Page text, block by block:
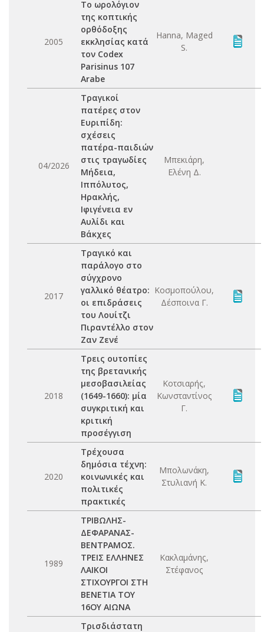
2005
Το ωρολόγιον
της κοπτικής
ορθόδοξης
εκκλησίας κατά
τον Codex
Parisinus 107
Arabe
Hanna, Maged
S.
04/2026
Τραγικοί
πατέρες στον
Ευριπίδη:
σχέσεις
πατέρα-παιδιών
στις τραγωδίες
Μήδεια,
Ιππόλυτος,
Ηρακλής,
Ιφιγένεια εν
Αυλίδι και
Βάκχες
Μπεκιάρη,
Ελένη Δ.
2017
Τραγικό και
παράλογο στο
σύγχρονο
γαλλικό θέατρο:
οι επιδράσεις
του Λουίτζι
Πιραντέλλο στον
Ζαν Ζενέ
Κοσμοπούλου,
Δέσποινα Γ.
2018
Τρεις ουτοπίες
της βρετανικής
μεσοβασιλείας
(1649-1660): μία
συγκριτική και
κριτική
προσέγγιση
Κοτσιαρής,
Κωνσταντίνος
Γ.
2020
Τρέχουσα
δημόσια τέχνη:
κοινωνικές και
πολιτικές
πρακτικές
Μπολωνάκη,
Στυλιανή Κ.
1989
ΤΡΙΒΩΛΗΣ-
ΔΕΦΑΡΑΝΑΣ-
ΒΕΝΤΡΑΜΟΣ.
ΤΡΕΙΣ ΕΛΛΗΝΕΣ
ΛΑΙΚΟΙ
ΣΤΙΧΟΥΡΓΟΙ ΣΤΗ
ΒΕΝΕΤΙΑ ΤΟΥ
16ΟΥ ΑΙΩΝΑ
Κακλαμάνης,
Στέφανος
Τρισδιάστατη